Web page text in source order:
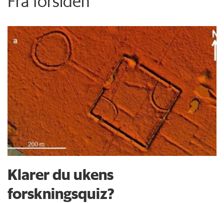
Klarer du ukens
forskningsquiz?